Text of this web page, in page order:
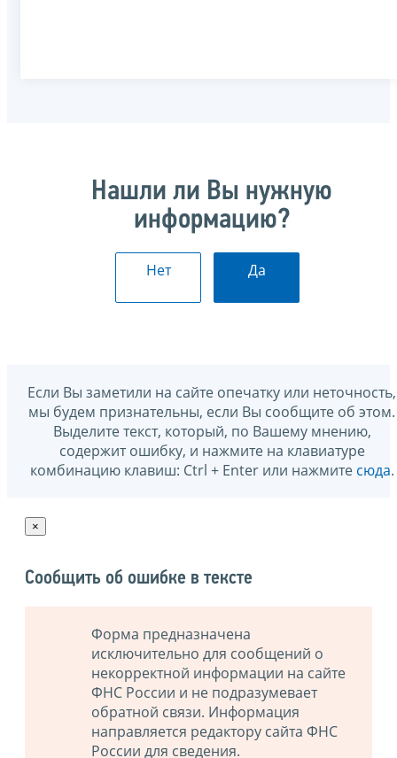
Нашли ли Вы нужную
информацию?
Нет Да
Если Вы заметили на сайте опечатку или неточность,
мы будем признательны, если Вы сообщите об этом.
Выделите текст, который, по Вашему мнению,
содержит ошибку, и нажмите на клавиатуре
комбинацию клавиш: Ctrl + Enter или нажмите сюда.
×
Сообщить об ошибке в тексте
Форма предназначена
исключительно для сообщений о
некорректной информации на сайте
ФНС России и не подразумевает
обратной связи. Информация
направляется редактору сайта ФНС
России для сведения.